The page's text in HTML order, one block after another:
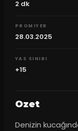
2 dk
PROMIYER
28.03.2025
YAS SINIRI
+15
Ozet
Denizin